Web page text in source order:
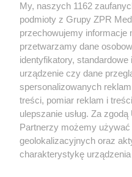
Żaden utwór zamieszczony w
rozpowszechniany lub dalej
tym także elektroniczny lub
eksploatacji w jakiejkolwiek
Internecie bez pisemnej zgody
wykorzystanie utworów w całości
tzn. bez właściwej zgody, jest
ścigane prawnie.
My, naszych 1162
podmioty z Grupy ZPR
przechowujemy informacje
przetwarzamy dane
identyfikatory,
urządzenie czy dane
spersonalizowanych
treści, pomiar reklam i
ulepszanie usług. Za
Partnerzy możemy używać
geolokalizacyjnych oraz
charakterystykę